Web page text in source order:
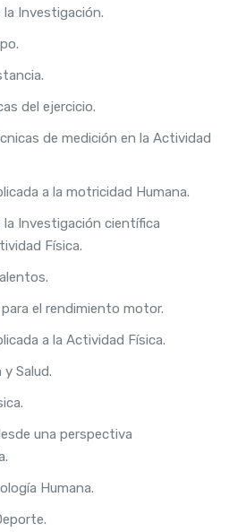
Investigación.
del ejercicio.
de medición en la Actividad
a la motricidad Humana.
la Investigación científica
Física.
el rendimiento motor.
a la Actividad Física.
Salud.
una perspectiva
Humana.